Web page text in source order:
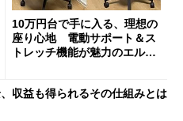
10万円台で手に入る、理想の
座り心地 電動サポート＆ス
トレッチ機能が魅力のエルゴ
収益も得られるその仕組みとは